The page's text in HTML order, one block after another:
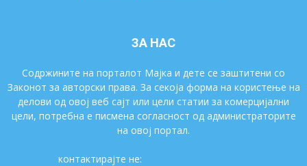
ЗА НАС
Содржините на порталот Мајка и дете се заштитени со
Законот за авторски права. За секоја форма на користење на
делови од овој веб сајт или цели статии за комерцијални
цели, потребна е писмена согласност од администраторите
на овој портал.
контактирајте не: